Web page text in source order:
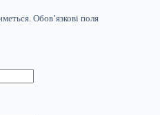
Обов’язкові поля